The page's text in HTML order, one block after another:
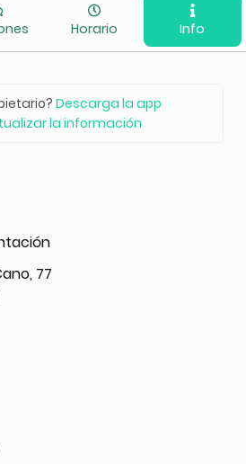
Horario Info
Descarga la app
la información
77